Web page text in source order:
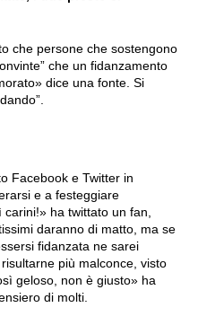
che persone che sostengono
che un fidanzamento
dice una fonte. Si
Facebook e Twitter in
e a festeggiare
ha twittato un fan,
daranno di matto, ma se
fidanzata ne sarei
più malconce, visto
geloso, non è giusto» ha
di molti.